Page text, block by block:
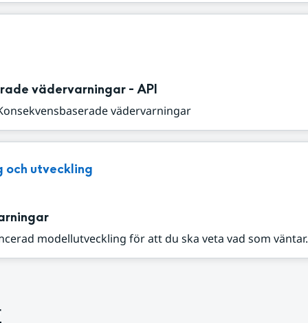
vädervarningar - API
vädervarningar
och utveckling
modellutveckling för att du ska veta vad som väntar.